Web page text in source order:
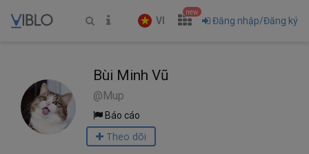
VI
new
Đăng nhập/Đăng ký
Bùi Minh Vũ
@Mup
Báo cáo
Theo dõi